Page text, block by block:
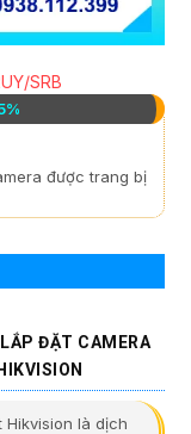
SRB
được trang bị
ĐẶT CAMERA
Hikvision là dịch